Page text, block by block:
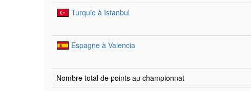
Turquie à Istanbul
Espagne à Valencia
Nombre total de points au championnat